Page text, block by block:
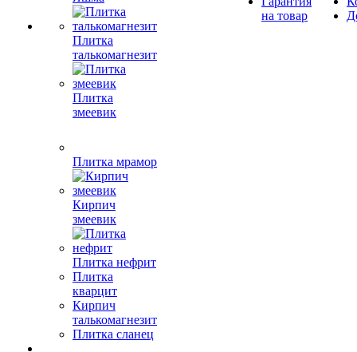
Плитка
талькомагнезит
Плитка
змеевик
Плитка мрамор
Кирпич
змеевик
Плитка нефрит
Плитка
кварцит
Кирпич
талькомагнезит
Плитка сланец
на товар